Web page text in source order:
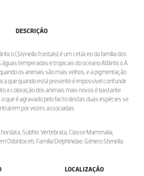
DESCRIÇÃO
(Stenella frontalis) é um cetáceo da família dos
temperadas e tropicais do oceano Atlântico.A
os animais são mais velhos, e a pigmentação
que quando está presente é impossível confundir
a coloração dos animais mais novos é bastante
que é agravado pelo facto destas duas espécies se
por vezes associadas.
Subfilo: Vertebrata, Classe:Mammalia,
Família:Delphinidae, Género:Stenella.
LOCALIZAÇÃO